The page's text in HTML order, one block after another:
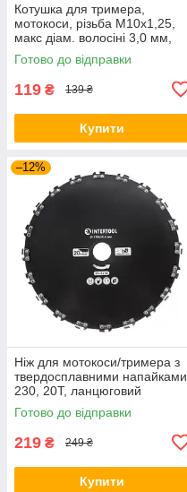
Котушка для тримера,
мотокоси, різьба М10х1,25,
макс діам. волосіні 3,0 мм,
метал. кнопка INTERTOOL
DT-2275
Готово до відправки
119 ₴ 139 ₴
Купити
–12%
Ніж для мотокоси/тримера з
твердосплавними напайками
230, 20T, ланцюговий
INTERTOOL DT-2354
Готово до відправки
219 ₴ 249 ₴
Купити